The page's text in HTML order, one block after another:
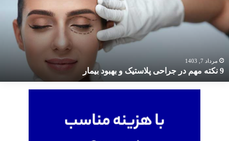
جراحی
پلاستیک
و
بیمارمرداد 7, 1403
9 نکته مهم در جراحی پلاستیک و بهبود بیمار